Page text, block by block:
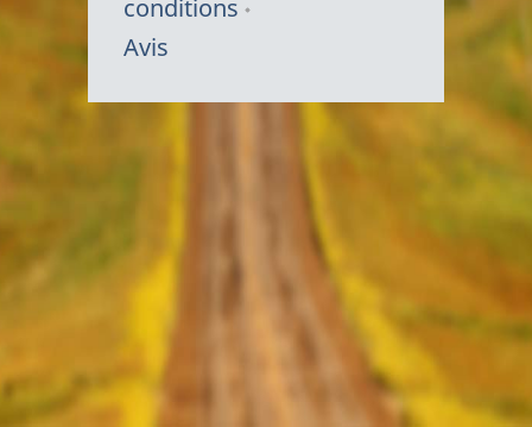
conditions
Avis
Symbole
Canada